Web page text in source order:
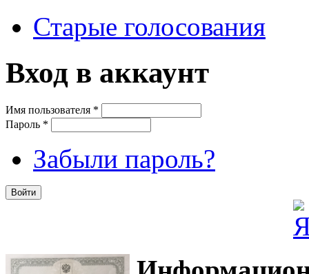
Старые голосования
Вход в аккаунт
Имя пользователя *
Пароль *
Забыли пароль?